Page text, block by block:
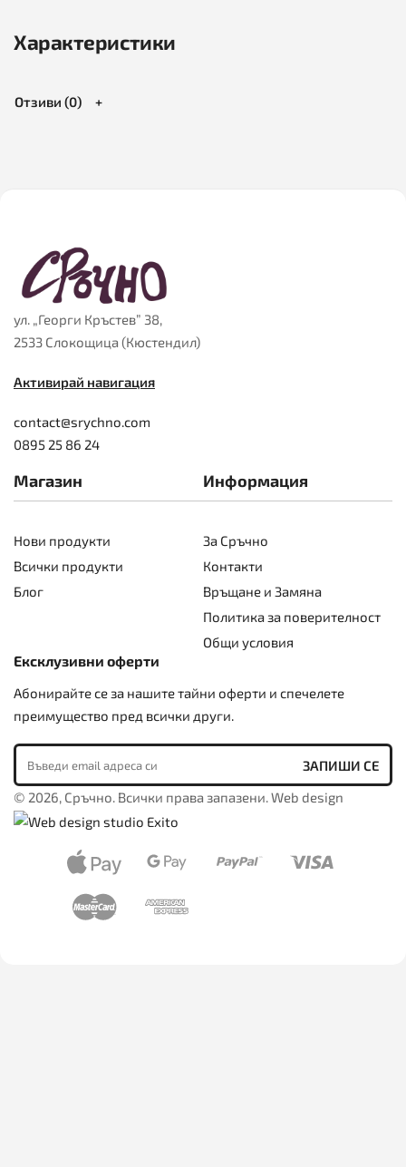
Характеристики
Отзиви (0)
ул. „Георги Кръстев” 38,
2533 Слокощица (Кюстендил)
Активирай навигация
contact@srychno.com
0895 25 86 24
Магазин
Нови продукти
Всички продукти
Блог
Информация
За Сръчно
Контакти
Връщане и Замяна
Политика за поверителност
Общи условия
Ексклузивни оферти
Абонирайте се за нашите тайни оферти и спечелете
преимущество пред всички други.
© 2026, Сръчно. Всички права запазени. Web design